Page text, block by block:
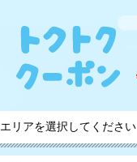
エリアを選択してください